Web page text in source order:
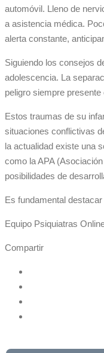
automóvil. Lleno de
a asistencia médica.
alerta constante,
Siguiendo los consejos
adolescencia. La
peligro siempre
Estos traumas de su
situaciones conflictivas
la actualidad existe una
como la APA
posibilidades de
Es fundamental
Equipo Psiquiatras
Compartir